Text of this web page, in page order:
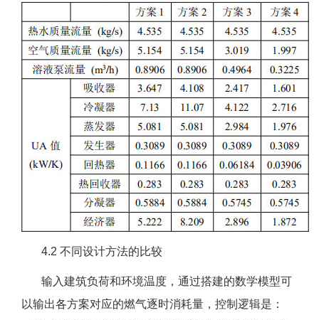
4.2 不同设计方法的比较
输入建筑负荷和环境温度，通过搭建的数学模型可
以输出各方案对应的燃气逐时消耗量，控制逻辑是：